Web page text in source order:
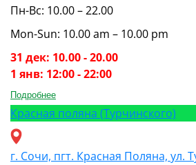
Пн-Вс: 10.00 – 22.00
Mon-Sun: 10.00 am – 10.00 pm
31 дек: 10.00 - 20.00
1 янв: 12:00 - 22:00
Подробнее
Красная поляна (Турчинского)
г. Сочи, пгт. Красная Поляна, ул.